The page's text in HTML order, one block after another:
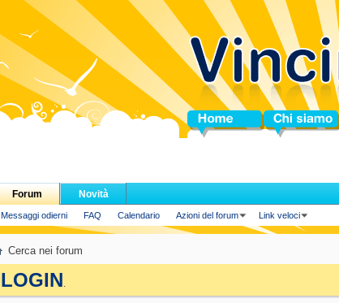
Home Chi siamo
Forum
Messaggi odierni FAQ Calendario Azioni del forum Link veloci
Novità
Cerca nei forum
LOGIN.